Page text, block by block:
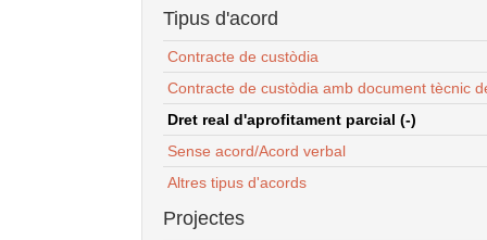
Tipus d'acord
Contracte de custòdia
Contracte de custòdia amb document tècnic
Dret real d'aprofitament parcial (-)
Sense acord/Acord verbal
Altres tipus d'acords
Projectes